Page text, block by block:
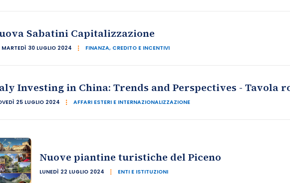
Sabatini Capitalizzazione
MARTEDÌ 30 LUGLIO 2024 FINANZA, CREDITO E INCENTIVI
Investing in China: Trends and Perspectives - Tavola
25 LUGLIO 2024 AFFARI ESTERI E INTERNAZIONALIZZAZIONE
Nuove piantine turistiche del Piceno
LUNEDÌ 22 LUGLIO 2024 ENTI E ISTITUZIONI